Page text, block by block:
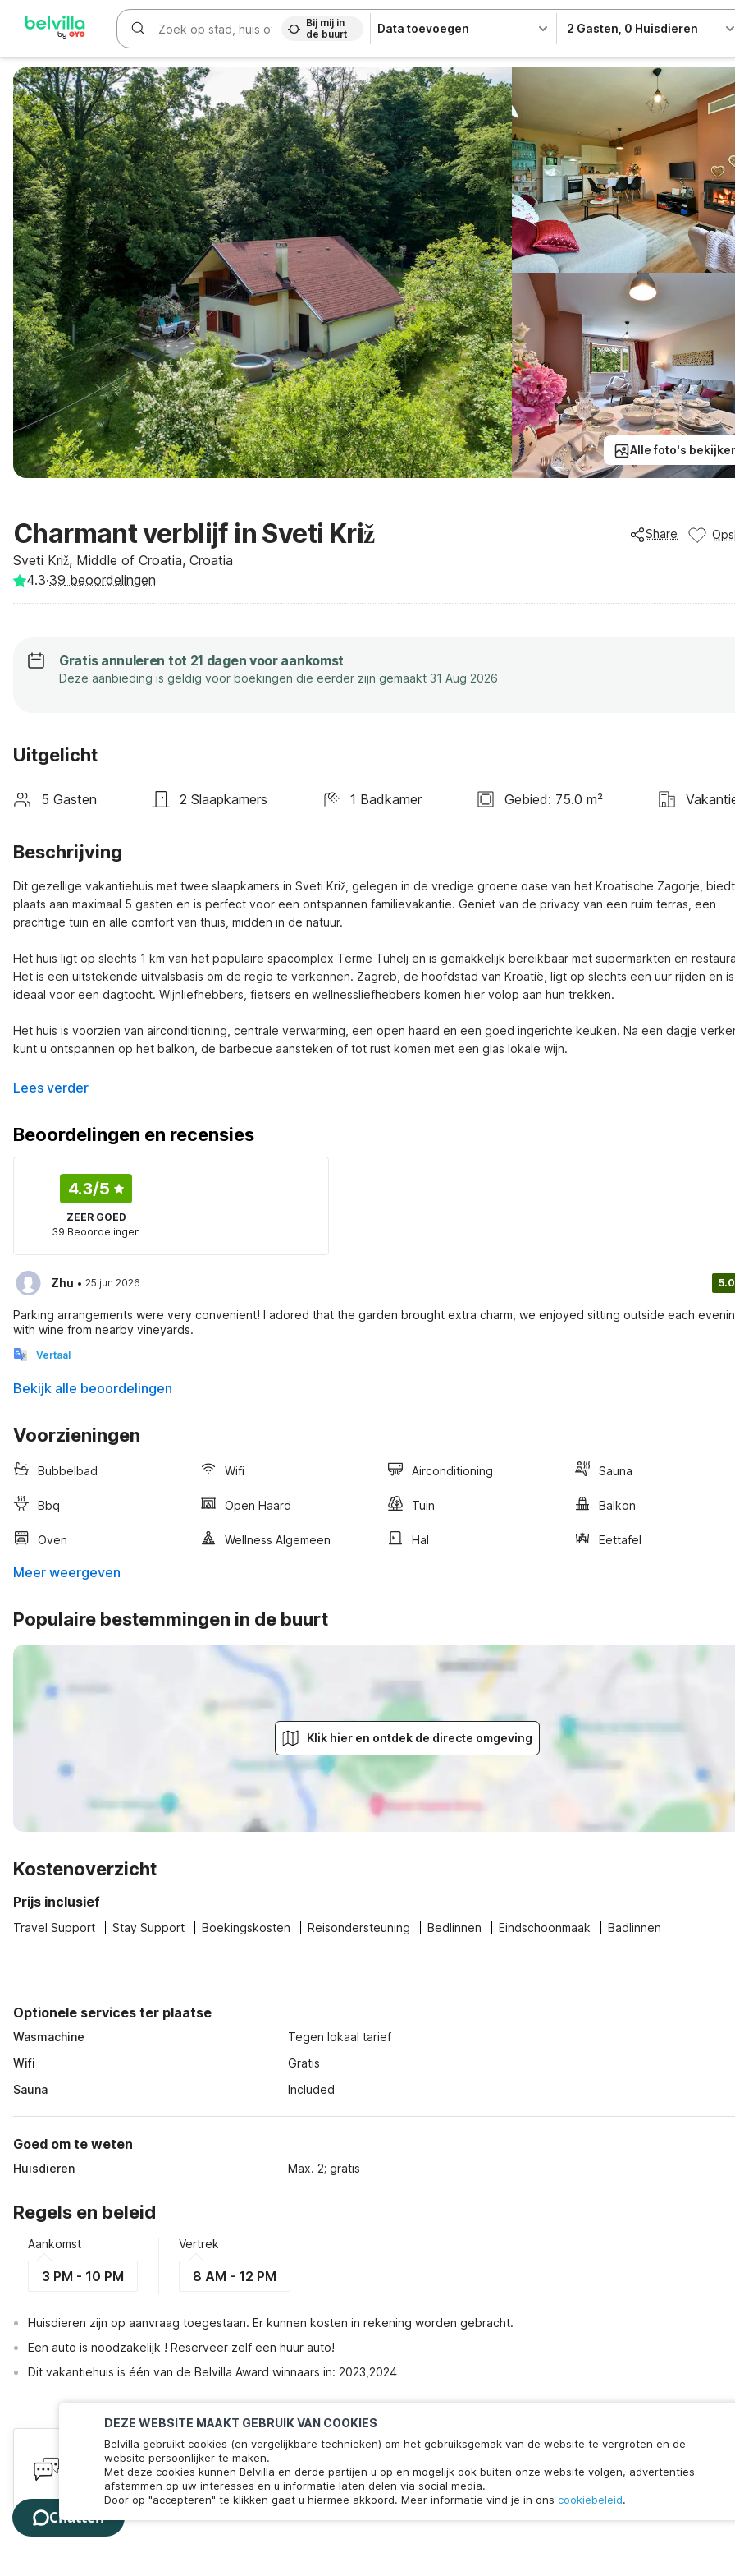
DEZE WEBSITE MAAKT GEBRUIK VAN COOKIES
Belvilla gebruikt cookies (en vergelijkbare technieken) om het gebruiksgemak van de website te vergroten en de
website persoonlijker te maken.
Met deze cookies kunnen Belvilla en derde partijen u op en mogelijk ook buiten onze website volgen, advertenties
afstemmen op uw interesses en u informatie laten delen via social media.
Door op "accepteren" te klikken gaat u hiermee akkoord. Meer informatie vind je in ons cookiebeleid.
WIZARD MEMBER
Bij mij in
de buurt
Data toevoegen 2 Gasten 0 Huisdieren
Alle foto's
Charmant verblijf in Sveti Križ
Sveti Križ, Middle of Croatia, Croatia
Share
4.3·39 beoordelingen
Gratis annuleren tot 21 dagen voor aankomst
Deze aanbieding is geldig voor boekingen die eerder zijn gemaakt 31 Aug 2026
Uitgelicht
5 Gasten 2 Slaapkamers 1 Badkamer Gebied: 75.0 m²
Beschrijving
Dit gezellige vakantiehuis met twee slaapkamers in Sveti Križ, gelegen in de vredige groene oase van het Kroatische Zagorje, biedt
plaats aan maximaal 5 gasten en is perfect voor een ontspannen familievakantie. Geniet van de privacy van een ruim terras, een
prachtige tuin en alle comfort van thuis, midden in de natuur.
Het huis ligt op slechts 1 km van het populaire spacomplex Terme Tuhelj en is gemakkelijk bereikbaar met supermarkten en
Het is een uitstekende uitvalsbasis om de regio te verkennen. Zagreb, de hoofdstad van Kroatië, ligt op slechts een uur rijden en is
ideaal voor een dagtocht. Wijnliefhebbers, fietsers en wellnessliefhebbers komen hier volop aan hun trekken.
Het huis is voorzien van airconditioning, centrale verwarming, een open haard en een goed ingerichte keuken. Na een dagje
kunt u ontspannen op het balkon, de barbecue aansteken of tot rust komen met een glas lokale wijn.
Lees verder
Beoordelingen en recensies
4.3/5
ZEER GOED
39 Beoordelingen
Zhu · 25 jun 2026 5.0
Parking arrangements were very convenient! I adored that the garden brought extra charm, we enjoyed sitting outside each
with wine from nearby vineyards.
Vertaal
Bekijk alle beoordelingen
Voorzieningen
Bubbelbad Wifi Airconditioning Sauna
Bbq Open Haard Tuin Balkon
Oven Wellness Algemeen Hal Eettafel
Meer weergeven
Populaire bestemmingen in de buurt
Klik hier en ontdek de directe omgeving
Kostenoverzicht
Prijs inclusief
Travel Support Stay Support Boekingskosten Reisondersteuning Bedlinnen Eindschoonmaak Badlinnen
Optionele services ter plaatse
Wasmachine
Tegen lokaal tarief
Wifi
Gratis
Sauna
Included
Goed om te weten
Huisdieren Max. 2; gratis
Regels en beleid
Aankomst
3 PM - 10 PM
Vertrek
8 AM - 12 PM
Huisdieren zijn op aanvraag toegestaan. Er kunnen kosten in rekening worden gebracht.
Een auto is noodzakelijk ! Reserveer zelf een huur auto!
Dit vakantiehuis is één van de Belvilla Award winnaars in: 2023,2024
Heb je vragen? Wij staan voor je klaar
We zijn online! Chat met ons. Minder dan 60 seconden wachttijd.
Chat met ons
Chatten